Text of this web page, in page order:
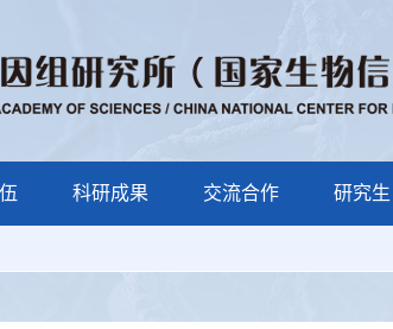
科研成果 交流合作 研究生